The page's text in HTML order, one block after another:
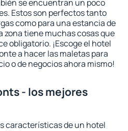
se encuentran un poco
Estos son perfectos tanto
como para una estancia de
zona tiene muchas cosas que
obligatorio. ¡Escoge el hotel
a hacer las maletas para
o de negocios ahora mismo!
- los mejores
características de un hotel